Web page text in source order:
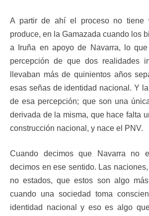
A partir de ahí el proceso no tiene
produce, en la Gamazada cuando los
a Iruña en apoyo de Navarra, lo
percepción de que dos realidades
llevaban más de quinientos años
esas señas de identidad nacional. Y
de esa percepción; que son una
derivada de la misma, que hace falta
construcción nacional, y nace el PNV.
Cuando decimos que Navarra no
decimos en ese sentido. Las
no estados, que estos son algo
cuando una sociedad toma
identidad nacional y eso es algo